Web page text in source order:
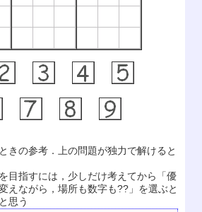
きの参考．上の問題が独力で解けると
目指すには，少しだけ考えてから「優
えながら，場所も数字も??」を選ぶと
思う